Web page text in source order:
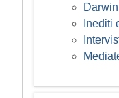
Inediti